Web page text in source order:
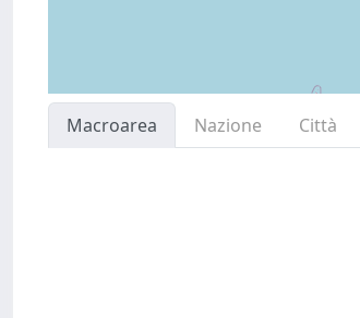
Macroarea Nazione Città